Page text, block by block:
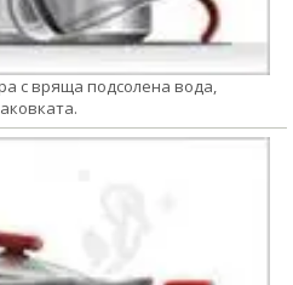
с вряща подсолена вода,